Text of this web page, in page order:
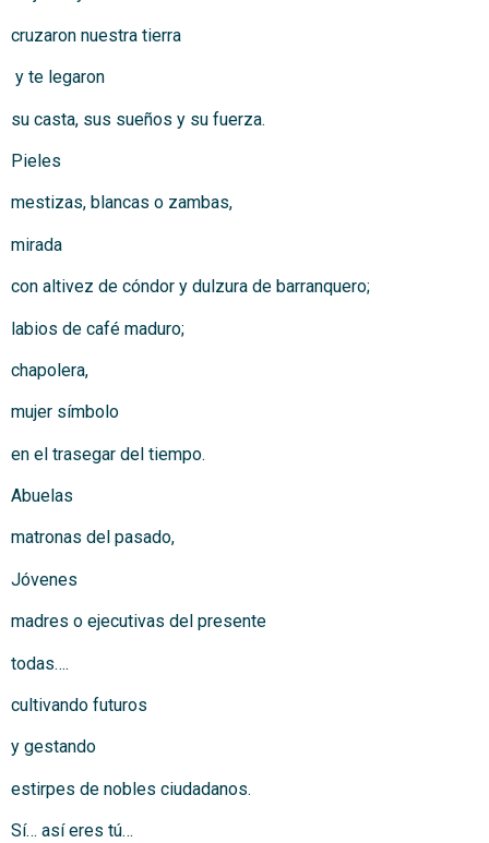
cruzaron nuestra tierra
y te legaron
su casta, sus sueños y su fuerza.
Pieles
mestizas, blancas o zambas,
mirada
con altivez de cóndor y dulzura de barranquero;
labios de café maduro;
chapolera,
mujer símbolo
en el trasegar del tiempo.
Abuelas
matronas del pasado,
Jóvenes
madres o ejecutivas del presente
todas….
cultivando futuros
y gestando
estirpes de nobles ciudadanos.
Sí… así eres tú…